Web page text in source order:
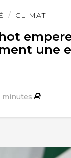
CLIMAT
une
minutes